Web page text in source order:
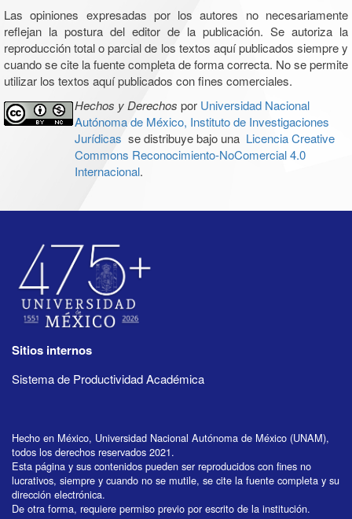
Las opiniones expresadas por los autores no necesariamente
reflejan la postura del editor de la publicación. Se autoriza la
reproducción total o parcial de los textos aquí publicados siempre y
cuando se cite la fuente completa de forma correcta. No se permite
utilizar los textos aquí publicados con fines comerciales.
Hechos y Derechos por Universidad Nacional
Autónoma de México, Instituto de Investigaciones
Jurídicas se distribuye bajo una Licencia Creative
Commons Reconocimiento-NoComercial 4.0
Internacional.
Sitios internos
Sistema de Productividad Académica
Hecho en México, Universidad Nacional Autónoma de México (UNAM),
todos los derechos reservados 2021.
Esta página y sus contenidos pueden ser reproducidos con fines no
lucrativos, siempre y cuando no se mutile, se cite la fuente completa y su
dirección electrónica.
De otra forma, requiere permiso previo por escrito de la institución.